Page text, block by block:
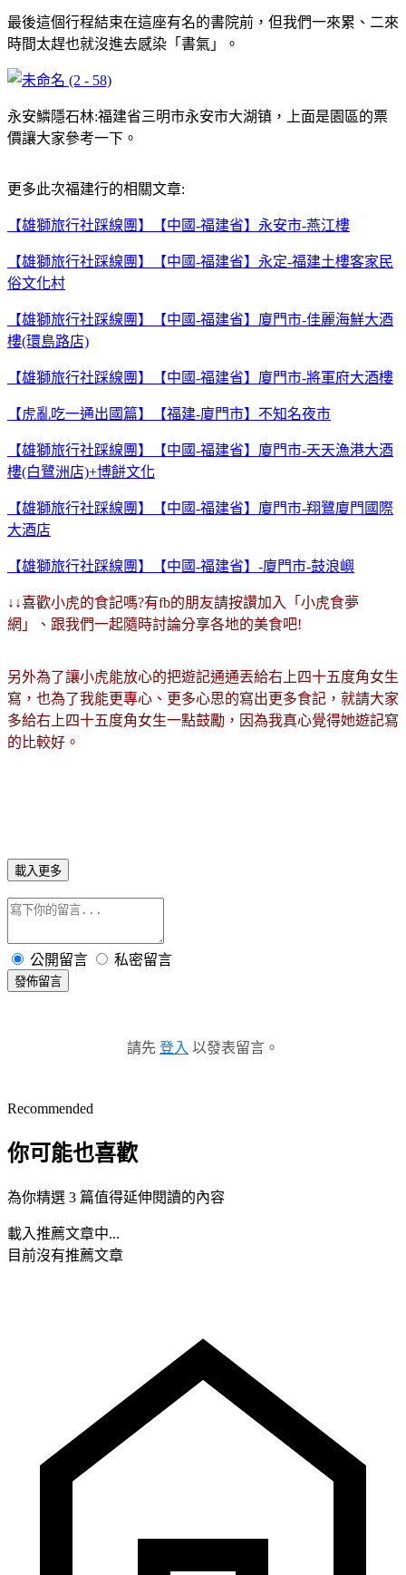
最後這個行程結束在這座有名的書院前，但我們一來累、二來
時間太趕也就沒進去感染「書氣」。
永安鱗隱石林:福建省三明市永安市大湖镇，上面是園區的票
價讓大家參考一下。
更多此次福建行的相關文章:
【雄獅旅行社踩線團】【中國-福建省】永安市-燕江樓
【雄獅旅行社踩線團】【中國-福建省】永定-福建土樓客家民
俗文化村
【雄獅旅行社踩線團】【中國-福建省】廈門市-佳麗海鮮大酒
樓(環島路店)
【雄獅旅行社踩線團】【中國-福建省】廈門市-將軍府大酒樓
【虎亂吃一通出國篇】【福建-廈門市】不知名夜市
【雄獅旅行社踩線團】【中國-福建省】廈門市-天天漁港大酒
樓(白鷺洲店)+博餅文化
【雄獅旅行社踩線團】【中國-福建省】廈門市-翔鷺廈門國際
大酒店
【雄獅旅行社踩線團】【中國-福建省】-廈門市-鼓浪嶼
↓↓喜歡小虎的食記嗎?有fb的朋友請按讚加入「小虎食夢
網」、跟我們一起隨時討論分享各地的美食吧!
另外為了讓小虎能放心的把遊記通通丟給右上四十五度角女生
寫，也為了我能更專心、更多心思的寫出更多食記，就請大家
多給右上四十五度角女生一點鼓勵，因為我真心覺得她遊記寫
的比較好。
載入更多
公開留言 私密留言
發佈留言
請先 登入 以發表留言。
Recommended
你可能也喜歡
為你精選 3 篇值得延伸閱讀的內容
載入推薦文章中...
目前沒有推薦文章